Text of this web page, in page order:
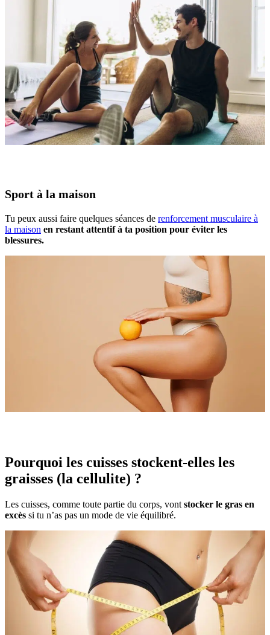
Sport à la maison
Tu peux aussi faire quelques séances de renforcement musculaire à
la maison en restant attentif à ta position pour éviter les
blessures.
Pourquoi les cuisses stockent-elles les
graisses (la cellulite) ?
Les cuisses, comme toute partie du corps, vont stocker le gras en
excès si tu n’as pas un mode de vie équilibré.